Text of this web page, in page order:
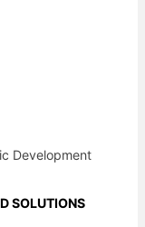
Development
SOLUTIONS